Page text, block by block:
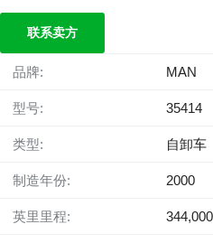
联系卖方
品牌: MAN
型号: 35414
类型: 自卸车
制造年份: 2000
英里里程: